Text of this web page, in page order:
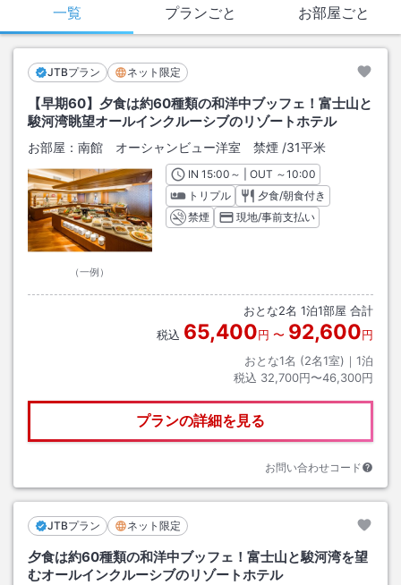
一覧 プランごと お部屋ごと
JTBプラン ネット限定
【早期60】夕食は約60種類の和洋中ブッフェ！富士山と
駿河湾眺望オールインクルーシブのリゾートホテル
お部屋： 南館 オーシャンビュー洋室 禁煙 /31平米
（一例）
INチェックイン
15:00 ～ | OUT チェックアウト
～10:00
トリプル
夕食/朝食付き
禁煙
現地/事前支払い
おとな2名 1泊1部屋 合計
税込 65,400円 〜 92,600円
おとな1名 (2名1室)｜ 1泊
税込 32,700円〜46,300円
プランの詳細を見る
お問い合わせコード
JTBプラン ネット限定
夕食は約60種類の和洋中ブッフェ！富士山と駿河湾を望
むオールインクルーシブのリゾートホテル